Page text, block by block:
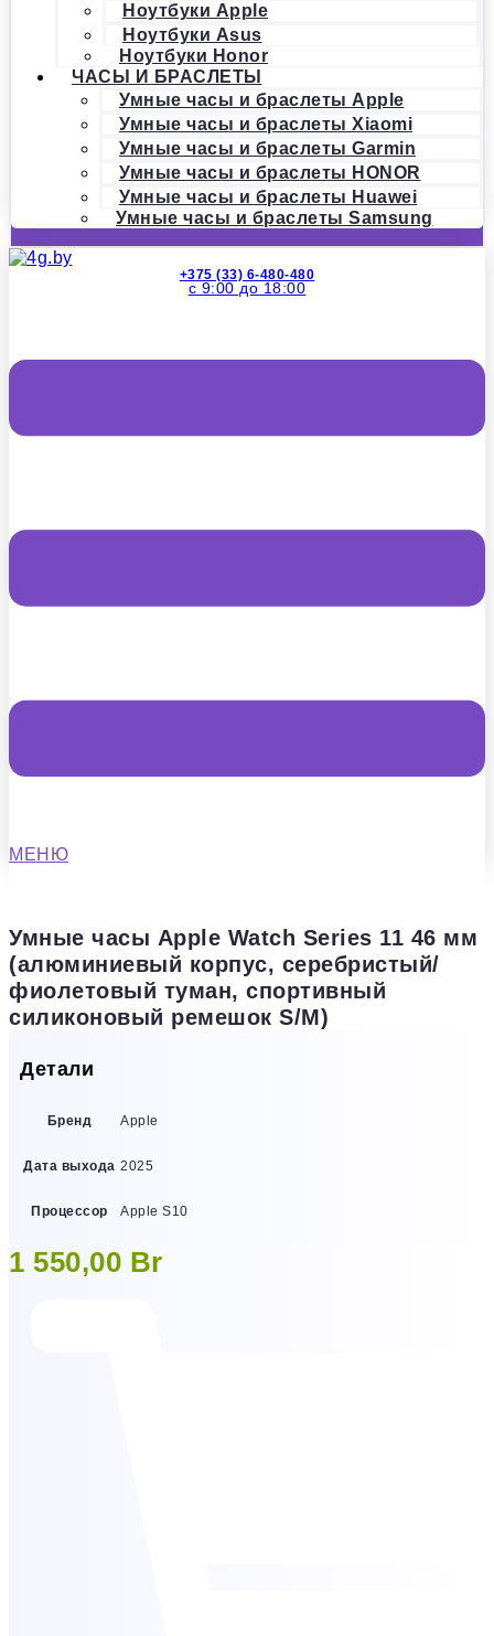
Ноутбуки Apple
Ноутбуки Asus
Ноутбуки Honor
ЧАСЫ И БРАСЛЕТЫ
Умные часы и браслеты Apple
Умные часы и браслеты Xiaomi
Умные часы и браслеты Garmin
Умные часы и браслеты HONOR
Умные часы и браслеты Huawei
Умные часы и браслеты Samsung
+375 (33) 6-480-480
с 9:00 до 18:00
МЕНЮ
Умные часы Apple Watch Series 11 46 мм
(алюминиевый корпус, серебристый/
фиолетовый туман, спортивный
силиконовый ремешок S/M)
Детали
Бренд Apple
Дата выхода 2025
Процессор Apple S10
1 550,00 Br